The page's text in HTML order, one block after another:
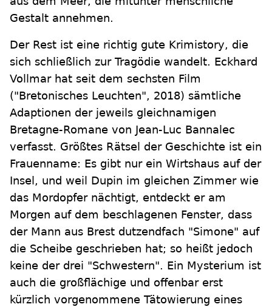
Gestalt annehmen.
Der Rest ist eine richtig gute Krimistory, die
sich schließlich zur Tragödie wandelt. Eckhard
Vollmar hat seit dem sechsten Film
("Bretonisches Leuchten", 2018) sämtliche
Adaptionen der jeweils gleichnamigen
Bretagne-Romane von Jean-Luc Bannalec
verfasst. Größtes Rätsel der Geschichte ist ein
Frauenname: Es gibt nur ein Wirtshaus auf der
Insel, und weil Dupin im gleichen Zimmer wie
das Mordopfer nächtigt, entdeckt er am
Morgen auf dem beschlagenen Fenster, dass
der Mann aus Brest dutzendfach "Simone" auf
die Scheibe geschrieben hat; so heißt jedoch
keine der drei "Schwestern". Ein Mysterium ist
auch die großflächige und offenbar erst
kürzlich vorgenommene Tätowierung eines